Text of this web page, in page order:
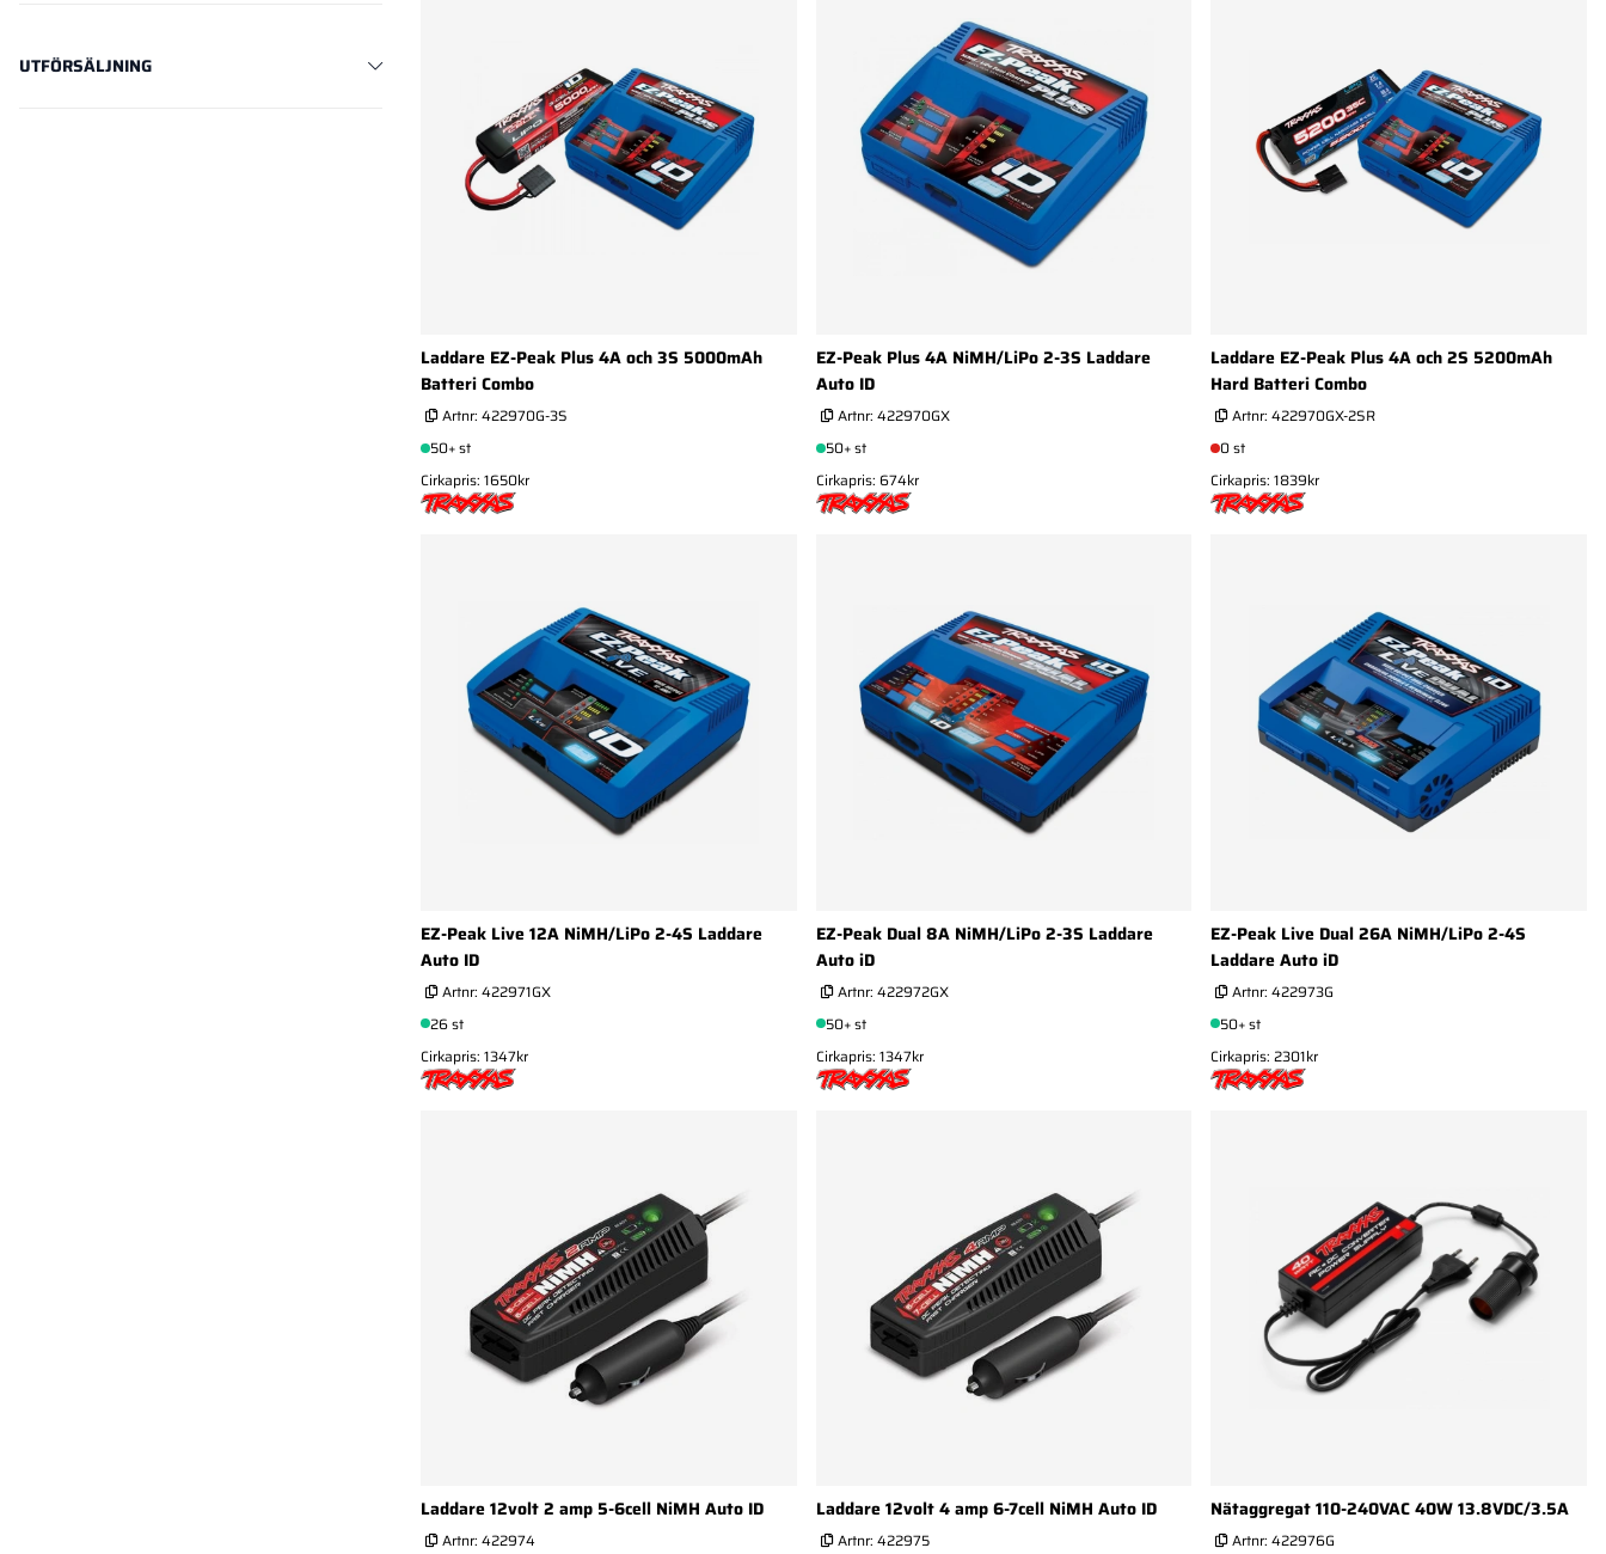
UTFÖRSÄLJNING
Laddare EZ-Peak Plus 4A och 3S 5000mAh
Batteri Combo
Artnr: 422970G-3S
50+ st
Cirkapris: 1650kr
EZ-Peak Plus 4A NiMH/LiPo 2-3S Laddare
Auto ID
Artnr: 422970GX
50+ st
Cirkapris: 674kr
Laddare EZ-Peak Plus 4A och 2S 5200mAh
Hard Batteri Combo
Artnr:422970GX-2SR
0 st
Cirkapris: 1839kr
EZ-Peak Live 12A NiMH/LiPo 2-4S Laddare
Auto ID
Artnr: 422971GX
26 st
Cirkapris: 1347kr
EZ-Peak Dual 8A NiMH/LiPo 2-3S Laddare
Auto iD
Artnr: 422972GX
50+ st
Cirkapris: 1347kr
EZ-Peak Live Dual 26A NiMH/LiPo 2-4S
Laddare Auto iD
Artnr:422973G
50+ st
Cirkapris: 2301kr
Laddare 12volt 2 amp 5-6cell NiMH Auto ID
Artnr: 422974
Laddare 12volt 4 amp 6-7cell NiMH Auto ID
Artnr: 422975
Nätaggregat 110-240VAC 40W 13.8VDC/3.5A
Artnr:422976G